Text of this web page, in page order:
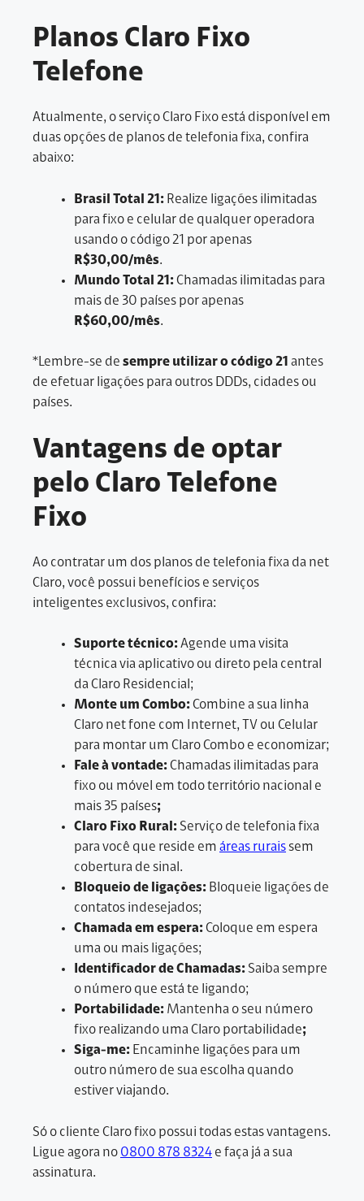
Planos Claro Fixo
Telefone
Atualmente, o serviço Claro Fixo está disponível em
duas opções de planos de telefonia fixa, confira
abaixo:
Brasil Total 21: Realize ligações ilimitadas
para fixo e celular de qualquer operadora
usando o código 21 por apenas
R$30,00/mês.
Mundo Total 21:Chamadas ilimitadas para
mais de 30 países por apenas
R$60,00/mês.
*Lembre-se de sempre utilizar o código 21 antes
de efetuar ligações para outros DDDs, cidades ou
países.
Vantagens de optar
pelo Claro Telefone
Fixo
Ao contratar um dos planos de telefonia fixa da net
Claro, você possui benefícios e serviços
inteligentes exclusivos, confira:
Suporte técnico:Agende uma visita
técnica via aplicativo ou direto pela central
da Claro Residencial;
Monte um Combo:Combine a sua linha
Claro net fone com Internet, TV ou Celular
para montar um Claro Combo e economizar;
Fale à vontade:Chamadas ilimitadas para
fixo ou móvel em todo território nacional e
mais 35 países;
Claro Fixo Rural:Serviço de telefonia fixa
para você que reside em áreas ruraissem
cobertura de sinal.
Bloqueio de ligações: Bloqueie ligações de
contatos indesejados;
Chamada em espera:Coloque em espera
uma ou mais ligações;
Identificador de Chamadas:Saiba sempre
o número que está te ligando;
Portabilidade: Mantenha o seu número
fixo realizando uma Claro portabilidade;
Siga-me: Encaminhe ligações para um
outro número de sua escolha quando
estiver viajando.
Só o cliente Claro fixo possui todas estas vantagens.
Ligue agora no 0800 878 8324 e faça já a sua
assinatura.